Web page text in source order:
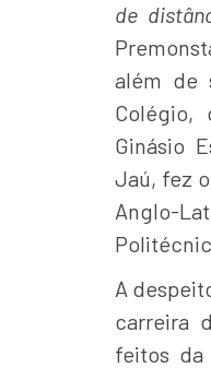
de
além de
Colégio,
Ginásio
Jaú, fez
Anglo-
A
carreira
feitos da